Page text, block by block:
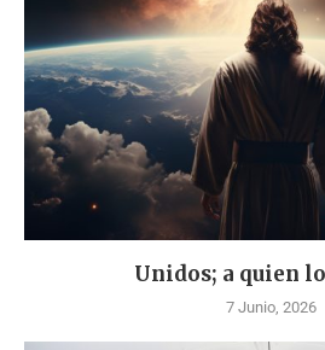
Unidos; a quien
7 Junio, 2026